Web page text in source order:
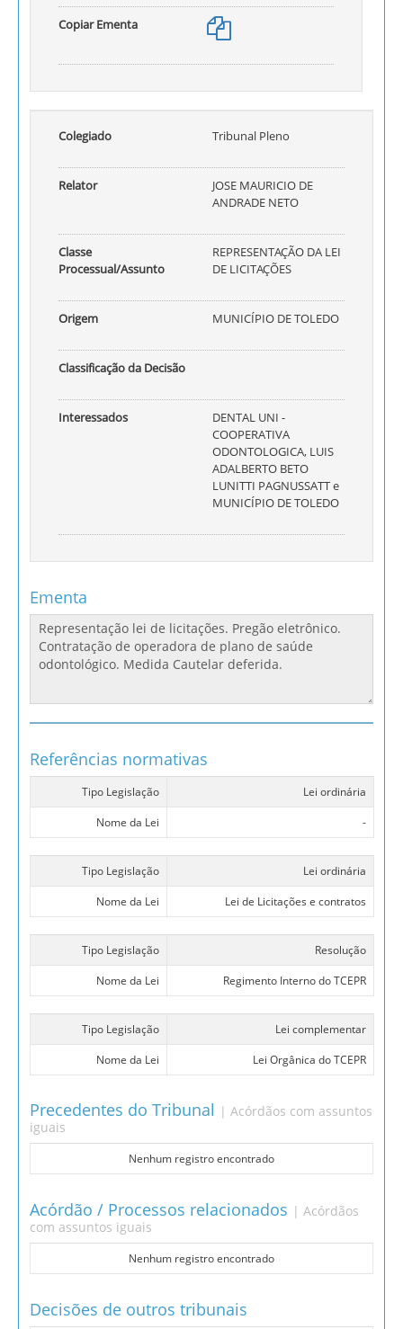
Copiar Ementa
Colegiado Tribunal Pleno
Relator
JOSE MAURICIO DE
ANDRADE NETO
Classe
Processual/Assunto
REPRESENTAÇÃO DA LEI
DE LICITAÇÕES
Origem MUNICÍPIO DE TOLEDO
Classificação da Decisão
Interessados
DENTAL UNI -
COOPERATIVA
ODONTOLOGICA, LUIS
ADALBERTO BETO
LUNITTI PAGNUSSATT e
MUNICÍPIO DE TOLEDO
Ementa
Referências normativas
Tipo Legislação
Lei ordinária
Nome da Lei
-
Tipo Legislação
Lei ordinária
Nome da Lei
Lei de Licitações e contratos
Tipo Legislação
Resolução
Nome da Lei
Regimento Interno do TCEPR
Tipo Legislação
Lei complementar
Nome da Lei
Lei Orgânica do TCEPR
Precedentes do Tribunal | Acórdãos com assuntos
iguais
Nenhum registro encontrado
Acórdão / Processos relacionados | Acórdãos
com assuntos iguais
Nenhum registro encontrado
Decisões de outros tribunais